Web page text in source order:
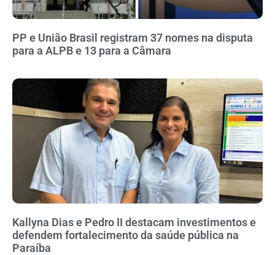
PP e União Brasil registram 37 nomes na disputa
para a ALPB e 13 para a Câmara
Kallyna Dias e Pedro II destacam investimentos e
defendem fortalecimento da saúde pública na
Paraíba